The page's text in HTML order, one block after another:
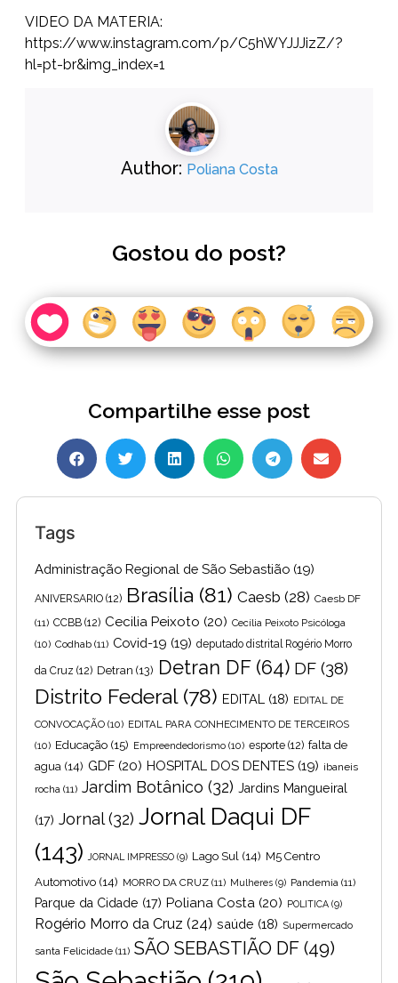
VIDEO DA MATERIA:
https://www.instagram.com/p/C5hWYJJJizZ/?
hl=pt-br&img_index=1
Author: Poliana Costa
Gostou do post?
Compartilhe esse post
Tags
Administração Regional de São Sebastião (19)
ANIVERSARIO (12) Brasília (81) Caesb (28) Caesb DF
(11) CCBB (12) Cecilia Peixoto (20) Cecília Peixoto Psicóloga
(10) Codhab (11) Covid-19 (19) deputado distrital Rogério Morro
da Cruz (12) Detran (13) Detran DF(64) DF (38)
Distrito Federal(78) EDITAL (18) EDITAL DE
CONVOCAÇÃO (10) EDITAL PARA CONHECIMENTO DE TERCEIROS
(10) Educação (15) Empreendedorismo (10) esporte (12) falta de
agua (14) GDF (20) HOSPITAL DOS DENTES (19) ibaneis
rocha (11) Jardim Botânico (32) Jardins Mangueiral
(17) Jornal(32) Jornal Daqui DF
(143) JORNAL IMPRESSO (9) Lago Sul (14) M5 Centro
Automotivo (14) MORRO DA CRUZ (11) Mulheres (9) Pandemia (11)
Parque da Cidade (17) Poliana Costa (20) POLITICA (9)
Rogério Morro da Cruz (24) saúde (18) Supermercado
santa Felicidade (11) SÃO SEBASTIÃO DF (49)